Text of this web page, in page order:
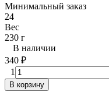
Минимальный заказ
24
Вес
230 г
В наличии
340 ₽
1
В корзину